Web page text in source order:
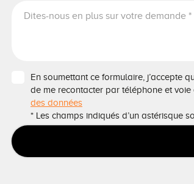
En soumettant ce formulaire, j’accepte
de me recontacter par téléphone et
des données
* Les champs indiqués d’un astérisque